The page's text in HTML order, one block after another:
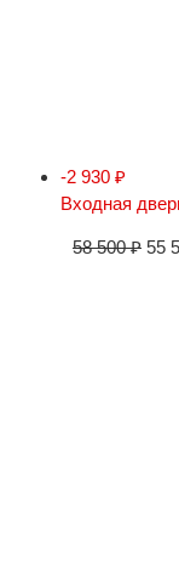
-2 930 ₽
Входная
58 500₽ 55